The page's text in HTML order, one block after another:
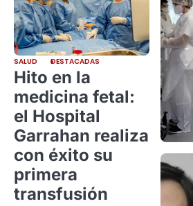
SALUD DESTACADAS
Hito en la
medicina fetal:
el Hospital
Garrahan realiza
con éxito su
primera
transfusión